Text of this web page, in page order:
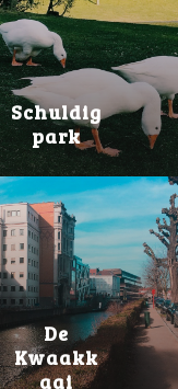
Schuldig
park
De
Kwaakk
aai